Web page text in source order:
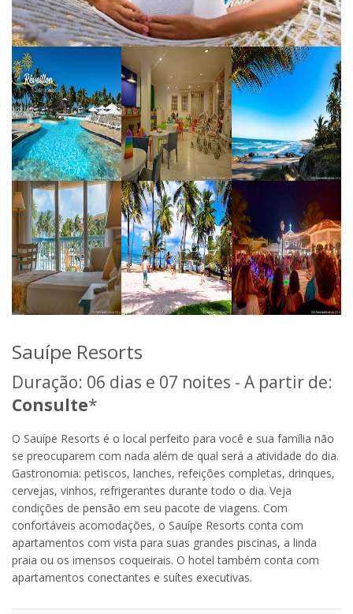
Sauípe Resorts
Duração: 06 dias e 07 noites - A partir de:
Consulte*
O Sauípe Resorts é o local perfeito para você e sua família não
se preocuparem com nada além de qual será a atividade do dia.
Gastronomia: petiscos, lanches, refeições completas, drinques,
cervejas, vinhos, refrigerantes durante todo o dia. Veja
condições de pensão em seu pacote de viagens. Com
confortáveis acomodações, o Sauípe Resorts conta com
apartamentos com vista para suas grandes piscinas, a linda
praia ou os imensos coqueirais. O hotel também conta com
apartamentos conectantes e suítes executivas.